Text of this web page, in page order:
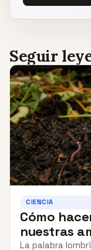
Seguir
CIENCIA
Cómo
nuestras
La palabra